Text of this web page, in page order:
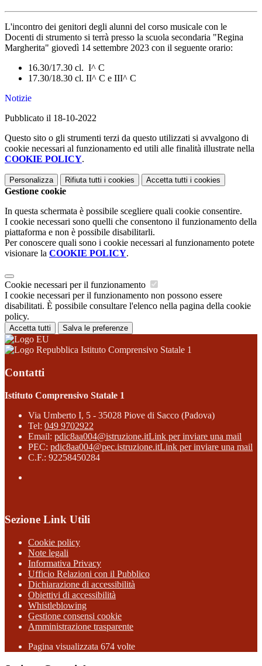
L'incontro dei genitori degli alunni del corso musicale con le
Docenti di strumento si terrà presso la scuola secondaria "Regina
Margherita" giovedì 14 settembre 2023 con il seguente orario:
16.30/17.30 cl. I^ C
17.30/18.30 cl. II^ C e III^ C
Notizie
Pubblicato il 18-10-2022
Questo sito o gli strumenti terzi da questo utilizzati si avvalgono di
cookie necessari al funzionamento ed utili alle finalità illustrate nella
COOKIE POLICY.
Personalizza Rifiuta tutti i cookies Accetta tutti i cookies
Gestione cookie
In questa schermata è possibile scegliere quali cookie consentire.
I cookie necessari sono quelli che consentono il funzionamento della
piattaforma e non è possibile disabilitarli.
Per conoscere quali sono i cookie necessari al funzionamento potete
visionare la COOKIE POLICY.
Cookie necessari per il funzionamento
I cookie necessari per il funzionamento non possono essere
disabilitati. È possibile consultare l'elenco nella pagina della cookie
policy.
Accetta tutti Salva le preferenze
Istituto Comprensivo Statale 1
Contatti
Istituto Comprensivo Statale 1
Via Umberto I, 5 - 35028 Piove di Sacco (Padova)
Tel: 049 9702922
Email: pdic8aa004@istruzione.itLink per inviare una mail
PEC: pdic8aa004@pec.istruzione.itLink per inviare una mail
C.F.: 92258450284
Sezione Link Utili
Cookie policy
Note legali
Informativa Privacy
Ufficio Relazioni con il Pubblico
Dichiarazione di accessibilità
Obiettivi di accessibilità
Whistleblowing
Gestione consensi cookie
Amministrazione trasparente
Pagina visualizzata 674 volte